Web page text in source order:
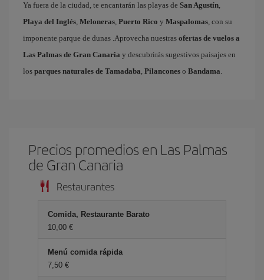
Ya fuera de la ciudad, te encantarán las playas de San Agustín,
Playa del Inglés, Meloneras, Puerto Rico y Maspalomas, con su
imponente parque de dunas .Aprovecha nuestras ofertas de vuelos a
Las Palmas de Gran Canaria y descubrirás sugestivos paisajes en
los parques naturales de Tamadaba, Pilancones o Bandama.
Precios promedios en Las Palmas
de Gran Canaria
Restaurantes
Comida, Restaurante Barato
10,00 €
Menú comida rápida
7,50 €